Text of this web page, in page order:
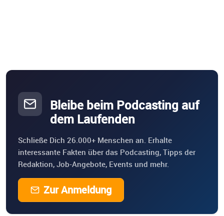
Bleibe beim Podcasting auf
dem Laufenden
Schließe Dich 26.000+ Menschen an. Erhalte
interessante Fakten über das Podcasting, Tipps der
Redaktion, Job-Angebote, Events und mehr.
Zur Anmeldung